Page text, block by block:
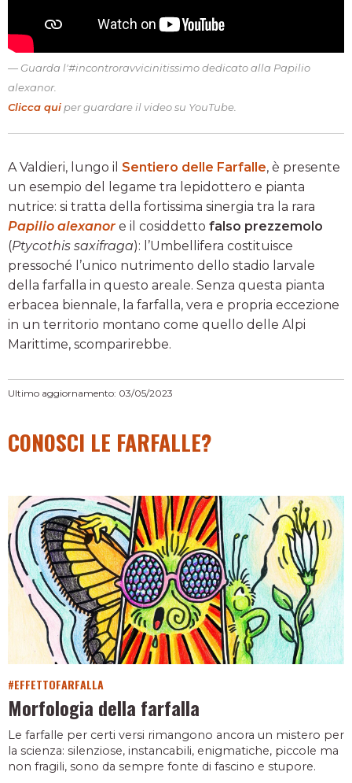
Guarda l'#incontroravvicinitissimo dedicato alla Papilio
alexanor.
Clicca qui per guardare il video su YouTube.
A Valdieri, lungo il Sentiero delle Farfalle, è presente
un esempio del legame tra lepidottero e pianta
nutrice: si tratta della fortissima sinergia tra la rara
Papilio alexanor e il cosiddetto falso prezzemolo
(Ptycothis saxifraga): l’Umbellifera costituisce
pressoché l’unico nutrimento dello stadio larvale
della farfalla in questo areale. Senza questa pianta
erbacea biennale, la farfalla, vera e propria eccezione
in un territorio montano come quello delle Alpi
Marittime, scomparirebbe.
Ultimo aggiornamento: 03/05/2023
CONOSCI LE FARFALLE?
#EFFETTOFARFALLA
Morfologia della farfalla
Le farfalle per certi versi rimangono ancora un mistero per
la scienza: silenziose, instancabili, enigmatiche, piccole ma
non fragili, sono da sempre fonte di fascino e stupore.